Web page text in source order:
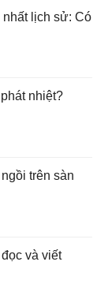
nhất lịch sử: Có
nhiệt?
trên sàn
và viết